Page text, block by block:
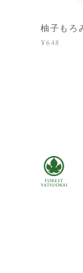
柚子もろ
¥648